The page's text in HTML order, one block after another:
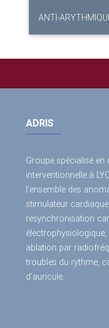
ANTI-
ADRIS
Groupe spécialisé
interventionnelle à
l’ensemble des
stimulateur
resynchronisation
ablation par
troubles du rythme,
d’auricule.